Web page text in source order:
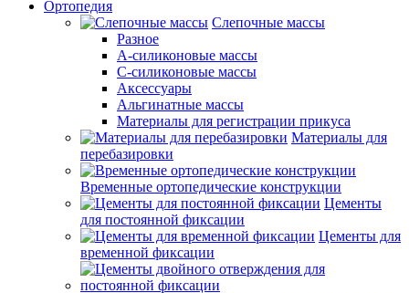
Ортопедия
Слепочные массы
Разное
А-силиконовые массы
С-силиконовые массы
Аксессуары
Альгинатные массы
Материалы для регистрации прикуса
Материалы для
перебазировки
Временные ортопедические конструкции
Цементы
для постоянной фиксации
Цементы для
временной фиксации